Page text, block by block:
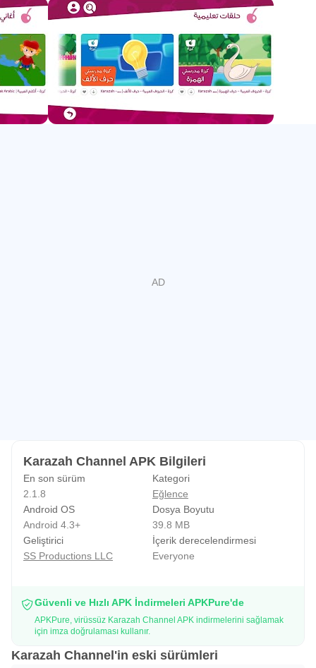
çocuklar YouTube'a büyük ölçüde maruz kalmaktadır.
başlarına ne kadar çabuk öğrendikleri her ebeveyn için
oldukça şaşırtıcıdır. Karazah, YouTube'un çocuklar
arasındaki bu güçlü cazibesinden en iyi şekilde yararlanır
ve böylece Arap dilinin büyüleyici bakışlarını karşılar.
Dünyanın 5 ülkesinden (ABD, Fransa, Türkiye, Birleşik
pazarlamasına kadar, üretimimizin tüm unsurları tamamen
çekici video içeriği üreterek çocuklar için yeni bir çığır
açmak.
Misyon
Sağlam araştırmaya, çocuk psikolojisi ve medya
prodüksiyonundaki uzmanlığa dayanan çeşitli alternatif
video içeriğiyle, çocuk eğitim endüstrisindeki statükoya
Bizim sözümüz
Medya ve eğitim sektöründeki uzmanlar tarafından
iyi ilk öğrenme deneyimini sağlar. Çocuklarınızın YouTube
Karazah Channel APK Bilgileri
En son sürüm
2.1.8
Kategori
Eğlence
Android OS
Android 4.3+
Dosya Boyutu
39.8 MB
Geliştirici
SS Productions LLC
İçerik derecelendirmesi
Everyone
Güvenli ve Hızlı APK İndirmeleri APKPure'de
APKPure, virüssüz Karazah Channel APK indirmelerini sağlamak
için imza doğrulaması kullanır.
Karazah Channel'in eski sürümleri